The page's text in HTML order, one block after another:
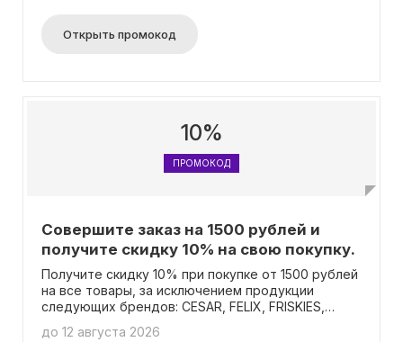
Открыть промокод
10%
ПРОМОКОД
Совершите заказ на 1500 рублей и
получите скидку 10% на свою покупку.
Получите скидку 10% при покупке от 1500 рублей
на все товары, за исключением продукции
следующих брендов: CESAR, FELIX, FRISKIES,
PEDIGREE, PERFECT FIT, SHEBA, WHISKAS, MAGNET
до 12 августа 2026